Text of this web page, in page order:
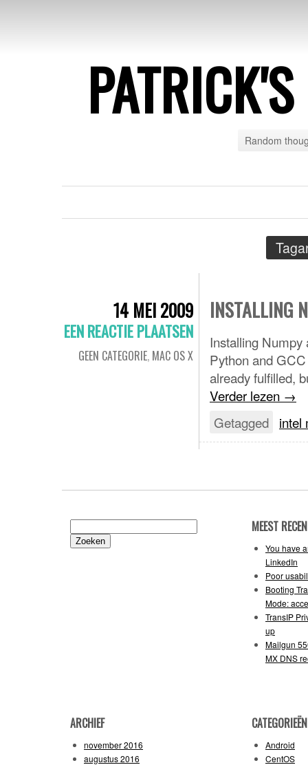
Random
14 MEI 2009
EEN REACTIE PLAATSEN
GEEN CATEGORIE, MAC OS X
INSTALLING
Installing
Python and
already fulfilled,
Verder lezen →
Getagged intel
naar:
MEEST
You have
LinkedIn
Poor
Booting
Mode:
TransIP
up
Mailgun
MX DNS
ARCHIEF
november 2016
augustus 2016
CATEGORIEËN
Android
CentOS